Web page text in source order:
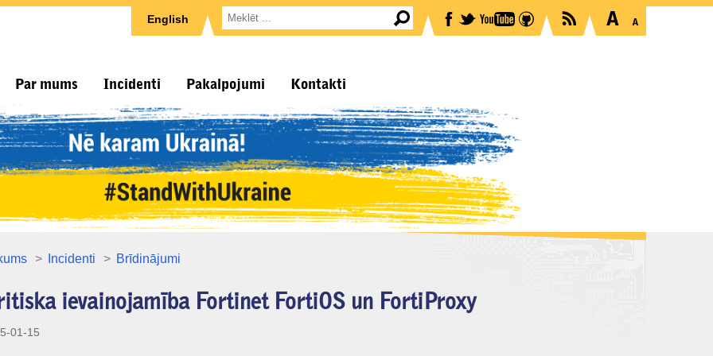
English
Par mums Incidenti Pakalpojumi Kontakti
Incidenti Brīdinājumi
ievainojamība Fortinet FortiOS un FortiProxy
01-15